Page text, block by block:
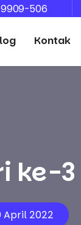
506
Kontak
ke-3
April 2022